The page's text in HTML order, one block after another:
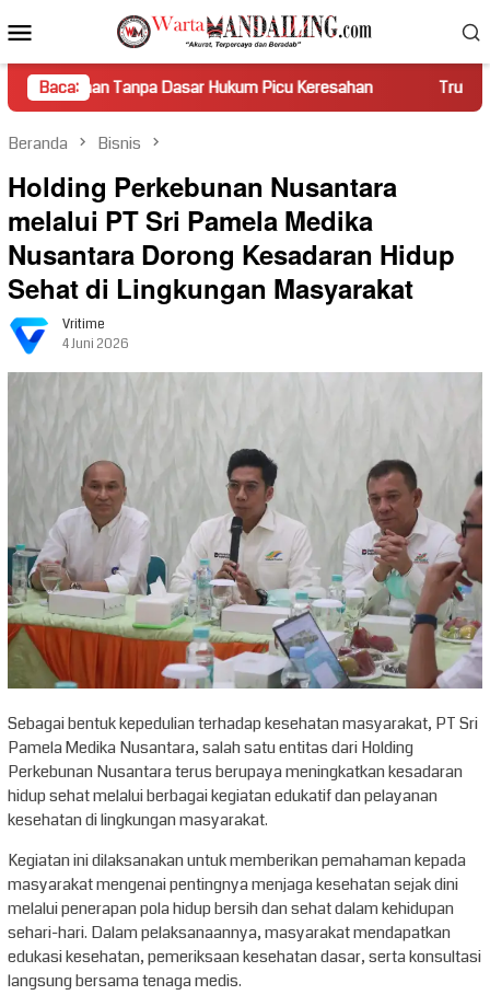
ke
kontenMobile
Baca:
Tanpa Dasar Hukum Picu Keresahan Truk Miring Hambat
Beranda Bisnis
Holding Perkebunan Nusantara
melalui PT Sri Pamela Medika
Nusantara Dorong Kesadaran Hidup
Sehat di Lingkungan Masyarakat
Vritime
4 Juni 2026
Sebagai bentuk kepedulian terhadap kesehatan masyarakat, PT Sri
Pamela Medika Nusantara, salah satu entitas dari Holding
Perkebunan Nusantara terus berupaya meningkatkan kesadaran
hidup sehat melalui berbagai kegiatan edukatif dan pelayanan
kesehatan di lingkungan masyarakat.
Kegiatan ini dilaksanakan untuk memberikan pemahaman kepada
masyarakat mengenai pentingnya menjaga kesehatan sejak dini
melalui penerapan pola hidup bersih dan sehat dalam kehidupan
sehari-hari. Dalam pelaksanaannya, masyarakat mendapatkan
edukasi kesehatan, pemeriksaan kesehatan dasar, serta konsultasi
langsung bersama tenaga medis.